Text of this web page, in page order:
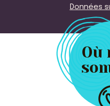
Données
Où